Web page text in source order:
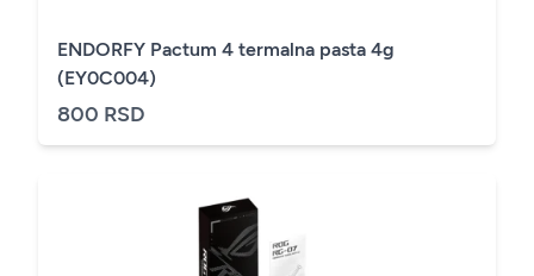
ENDORFY Pactum 4 termalna pasta 4g
(EY0C004)
800 RSD